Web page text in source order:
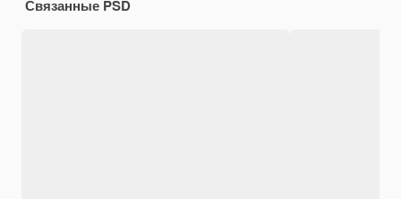
Связанные PSD